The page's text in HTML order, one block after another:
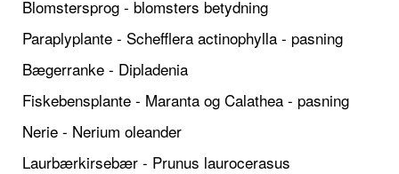
Blomstersprog - blomsters betydning
Paraplyplante - Schefflera actinophylla - pasning
Bægerranke - Dipladenia
Fiskebensplante - Maranta og Calathea - pasning
Nerie - Nerium oleander
Laurbærkirsebær - Prunus laurocerasus